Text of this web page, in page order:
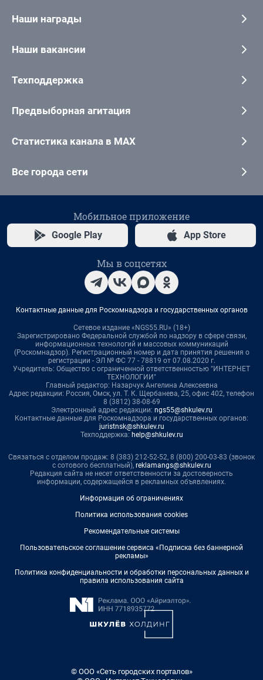
Наши награды
Наши вакансии
Техподдержка
Предвыборная агитация
Статистика канала в MAX
Все города сети
Мобильное приложение
Google Play App Store
Мы в соцсетях
Контактные данные для Роскомнадзора и государственных органов
Сетевое издание «NGS55.RU» (18+)
Зарегистрировано Федеральной службой по надзору в сфере связи,
информационных технологий и массовых коммуникаций
(Роскомнадзор). Регистрационный номер и дата принятия решения о
регистрации - ЭЛ № ФС 77 - 78819 от 07.08.2020 г.
Учредитель: Общество с ограниченной ответственностью "ИНТЕРНЕТ
ТЕХНОЛОГИИ"
Главный редактор: Назарчук Ангелина Алексеевна
Адрес редакции: Россия, Омск, ул. Т. К. Щербанева, 25, офис 402, телефон
8 (3812) 38-08-69
Электронный адрес редакции: ngs55@shkulev.ru
Контактные данные для Роскомнадзора и государственных органов:
juristnsk@shkulev.ru
Техподдержка: help@shkulev.ru
Связаться с отделом продаж: 8 (383) 212-52-52, 8 (800) 200-03-83 (звонок
с сотового бесплатный), reklamangs@shkulev.ru
Редакция сайта не несет ответственности за достоверность
информации, содержащейся в рекламных объявлениях.
Информация об ограничениях
Политика использования cookies
Рекомендательные системы
Пользовательское соглашение сервиса «Подписка без баннерной
рекламы»
Политика конфиденциальности и обработки персональных данных и
правила использования сайта
© ООО «Сеть городских порталов»